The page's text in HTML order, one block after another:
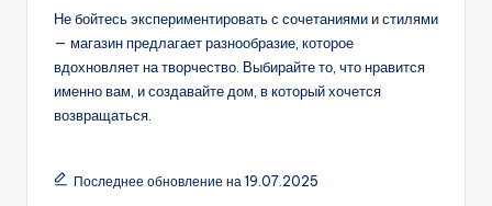
Не бойтесь экспериментировать с сочетаниями и стилями
— магазин предлагает разнообразие, которое
вдохновляет на творчество. Выбирайте то, что нравится
именно вам, и создавайте дом, в который хочется
возвращаться.
Последнее обновление на 19.07.2025